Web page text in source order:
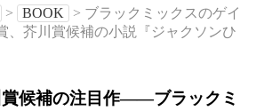
> BOOK
> ブラックミックスのゲイ
、芥川賞候補の小説『ジャクソンひ
候補の注目作――ブラックミ